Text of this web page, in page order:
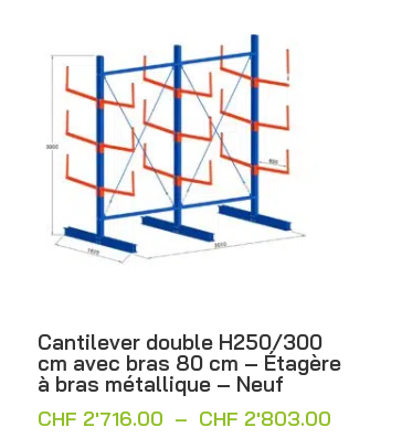
Cantilever double H250/300
cm avec bras 80 cm – Étagère
à bras métallique – Neuf
CHF 2'716.00 – CHF 2'803.00Plage